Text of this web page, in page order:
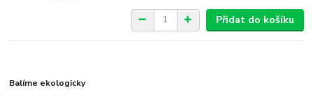
Přidat do košíku
Balíme ekologicky